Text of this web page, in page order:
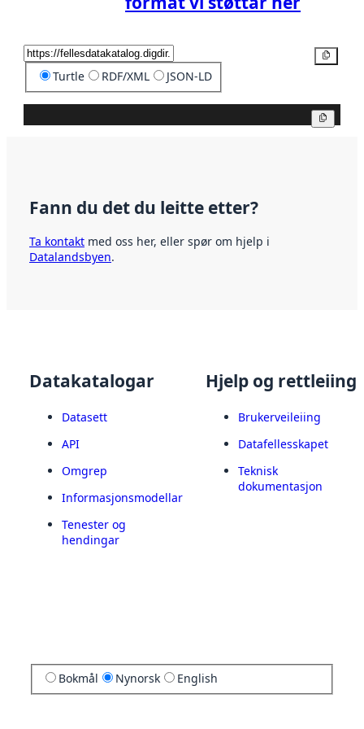
Turtle RDF/XML JSON-LD
Fann du det du leitte etter?
Ta kontakt med oss her, eller spør om hjelp i
Datalandsbyen.
Datakatalogar
Datasett
API
Omgrep
Informasjonsmodellar
Tenester og
hendingar
Hjelp og rettleiing
Brukerveileiing
Datafellesskapet
Teknisk
dokumentasjon
Bokmål Nynorsk English